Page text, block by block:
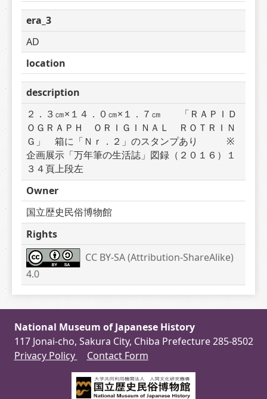
era_3
AD
location
description
２．３㎝×１４．０㎝×１．７㎝　　「ＲＡＰＩＤ
ＯＧＲＡＰＨ　ＯＲＩＧＩＮＡＬ　ＲＯＴＲＩＮ
Ｇ」　箱に「Ｎｒ．２」のスタンプあり　　　※
企画展示「万年筆の生活誌」図録（２０１６）１
３４頁上段左
Owner
国立歴史民俗博物館
Rights
CC BY-SA (Attribution-ShareAlike)
4.0
National Museum of Japanese History
117 Jonai-cho, Sakura City, Chiba Prefecture 285-8502
Privacy Policy
Contact Form